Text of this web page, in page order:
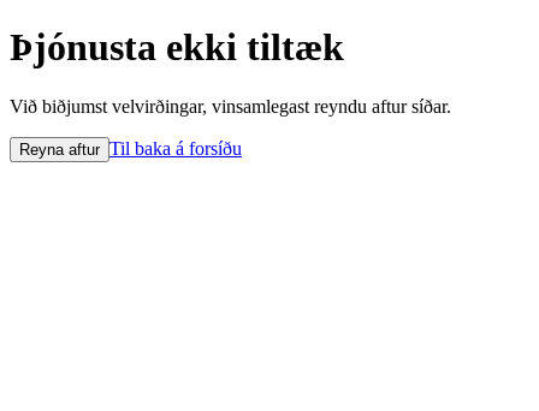
Þjónusta ekki tiltæk
Við biðjumst velvirðingar, vinsamlegast reyndu aftur síðar.
Reyna aftur Til baka á forsíðu